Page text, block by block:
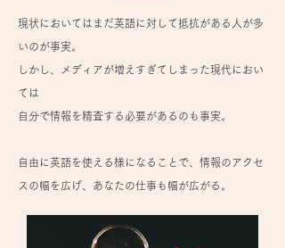
現状においてはまだ英語に対して抵抗がある人が多
いのが事実。
しかし、メディアが増えすぎてしまった現代におい
ては
自分で情報を精査する必要があるのも事実。
自由に英語を使える様になることで、情報のアクセ
スの幅を広げ、あなたの仕事も幅が広がる。